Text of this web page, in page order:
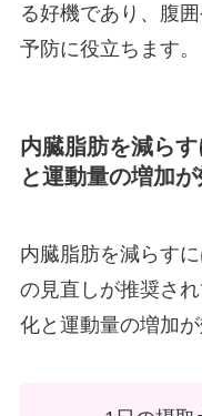
る好機であり、腹
予防に役立ちます。
内臓脂肪を減ら
と運動量の増加
内臓脂肪を減らす
の見直しが推奨さ
化と運動量の増加が